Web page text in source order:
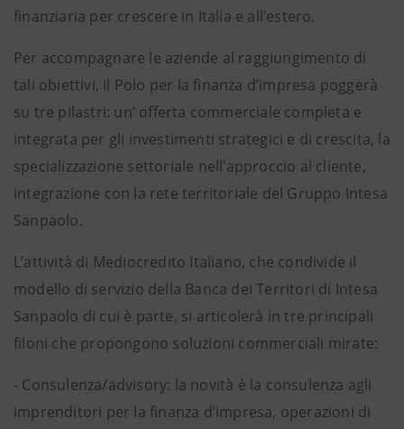
finanziaria per crescere in Italia e all’estero.
Per accompagnare le aziende al raggiungimento di
tali obiettivi, il Polo per la finanza d’impresa poggerà
su tre pilastri: un’ offerta commerciale completa e
integrata per gli investimenti strategici e di crescita, la
specializzazione settoriale nell’approccio al cliente,
integrazione con la rete territoriale del Gruppo Intesa
Sanpaolo.
L’attività di Mediocredito Italiano, che condivide il
modello di servizio della Banca dei Territori di Intesa
Sanpaolo di cui è parte, si articolerà in tre principali
filoni che propongono soluzioni commerciali mirate:
- Consulenza/advisory: la novità è la consulenza agli
imprenditori per la finanza d’impresa, operazioni di